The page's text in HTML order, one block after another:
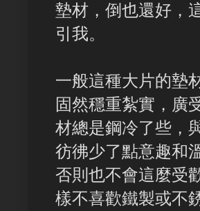
墊材，倒也還好，
引我。
一般這種大片的墊
固然穩重紮實，廣
材總是鋼冷了些，
彷彿少了點意趣和
否則也不會這麼受
樣不喜歡鐵製或不